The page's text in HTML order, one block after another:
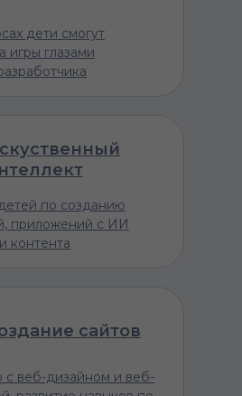
дети смогут
игры глазами
по созданию
приложений с ИИ
контента
с веб-дизайном и веб-
сайтов